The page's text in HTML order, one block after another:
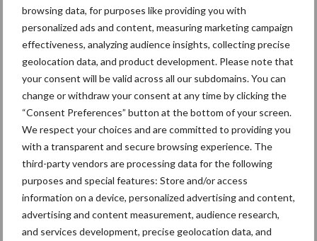
browsing data, for purposes like providing you with
personalized ads and content, measuring marketing campaign
effectiveness, analyzing audience insights, collecting precise
geolocation data, and product development. Please note that
your consent will be valid across all our subdomains. You can
change or withdraw your consent at any time by clicking the
“Consent Preferences” button at the bottom of your screen.
We respect your choices and are committed to providing you
with a transparent and secure browsing experience. The
third-party vendors are processing data for the following
purposes and special features: Store and/or access
information on a device, personalized advertising and content,
advertising and content measurement, audience research,
and services development, precise geolocation data, and
geplaatst en achter de vijfde rij messen bevinden zich nog eens
vier dieptewielen. Achter deze wielen zit een na-eg met drie rijen
egtanden.